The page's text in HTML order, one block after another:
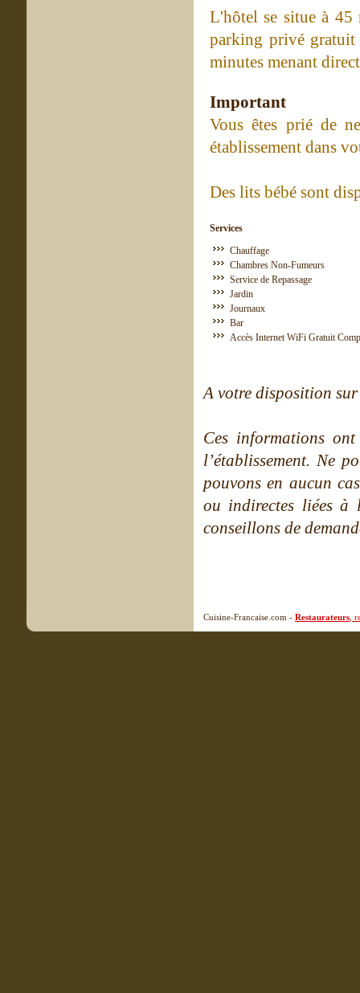
L'hôtel se situe à 45
parking privé gratuit
minutes menant
Important
Vous êtes prié de
établissement dans
Des lits bébé sont
Services
Chauffage
Chambres Non-Fumeurs
Service de Repassage
Jardin
Journaux
Bar
Accès Internet WiFi Gratuit
A votre disposition
Ces informations
l’établissement. Ne
pouvons en aucun
ou indirectes liées à
conseillons de
Cuisine-Francaise.com - Restaurateurs ,